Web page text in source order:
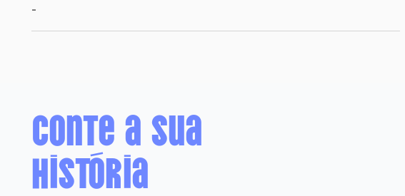
-
Conte a sua
história